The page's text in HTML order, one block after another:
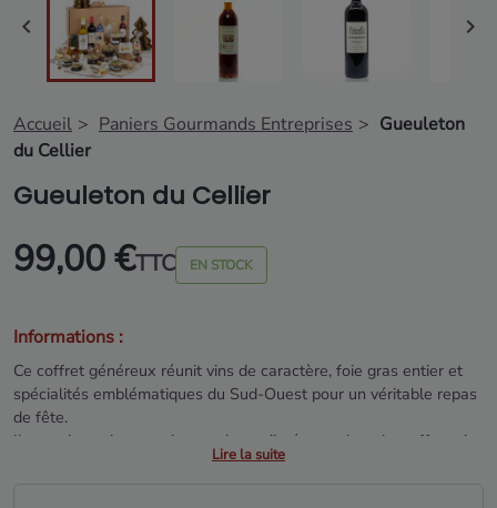
 
Accueil Paniers Gourmands Entreprises
Gueuleton
du Cellier
Gueuleton du Cellier
99,00 €TTC EN STOCK
Informations :
Ce coffret généreux réunit vins de caractère, foie gras entier et
spécialités emblématiques du Sud-Ouest pour un véritable repas
de fête.
Il associe terrines rustiques, plats mijotés, touches de truffe, noix
et condiments raffinés, complétés par une large sélection de
Lire la suite